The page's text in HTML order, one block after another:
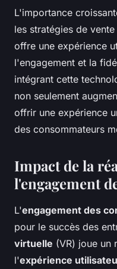
L'importance
les stratégies de
offre une expérience
l'engagement et la
intégrant cette
non seulement
offrir une expérience
des consommateurs
Impact de la
l'engagement
L'engagement des
pour le succès des
virtuelle (VR) joue un
l'expérience